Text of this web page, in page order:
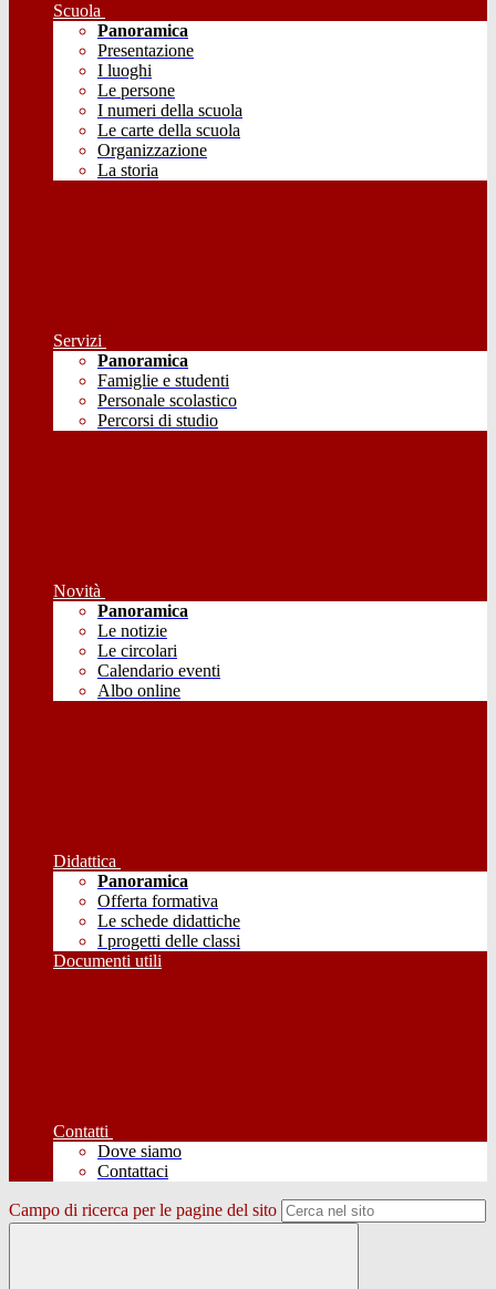
Scuola
Panoramica
Presentazione
I luoghi
Le persone
I numeri della scuola
Le carte della scuola
Organizzazione
La storia
Servizi
Panoramica
Famiglie e studenti
Personale scolastico
Percorsi di studio
Novità
Panoramica
Le notizie
Le circolari
Calendario eventi
Albo online
Didattica
Panoramica
Offerta formativa
Le schede didattiche
I progetti delle classi
Documenti utili
Contatti
Dove siamo
Contattaci
Campo di ricerca per le pagine del sito